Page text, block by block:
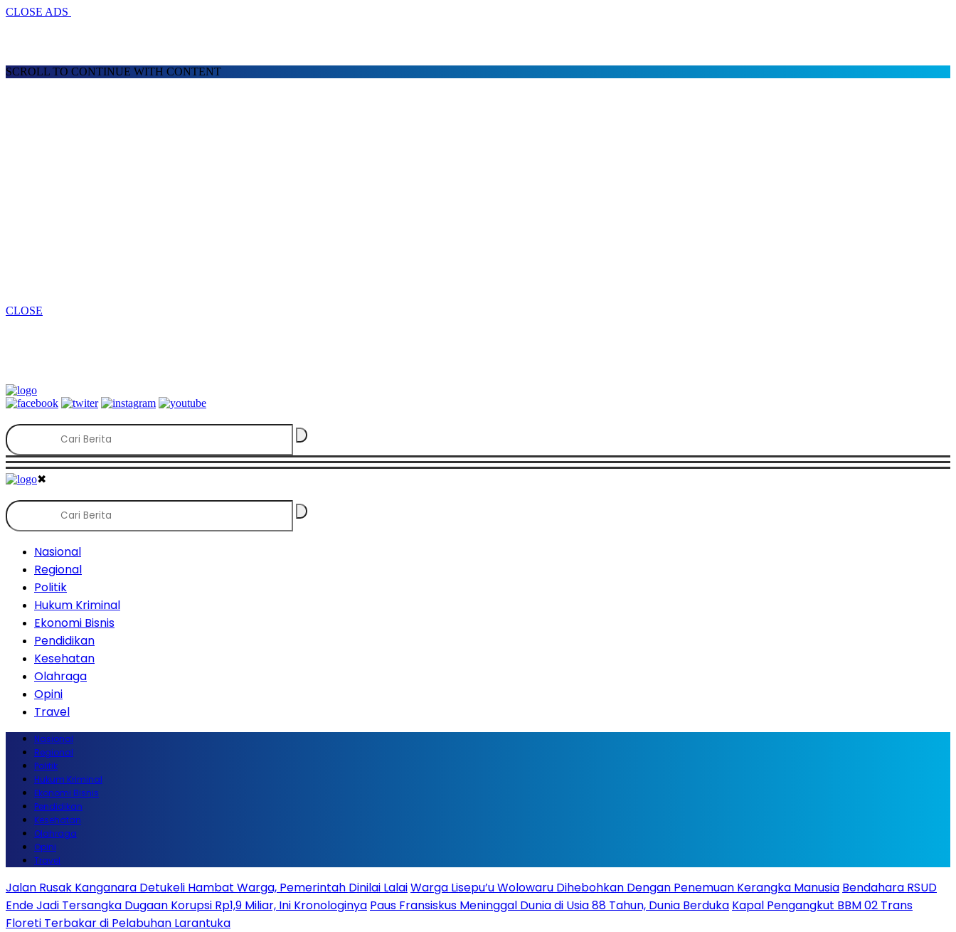
CLOSE ADS
SCROLL TO CONTINUE WITH CONTENT
CLOSE
✖
Nasional
Regional
Politik
Hukum Kriminal
Ekonomi Bisnis
Pendidikan
Kesehatan
Olahraga
Opini
Travel
Nasional
Regional
Politik
Hukum Kriminal
Ekonomi Bisnis
Pendidikan
Kesehatan
Olahraga
Opini
Travel
Jalan Rusak Kanganara Detukeli Hambat Warga, Pemerintah Dinilai LalaiWarga Lisepu’u Wolowaru Dihebohkan Dengan Penemuan Kerangka Manusia Bendahara RSUD
Ende Jadi Tersangka Dugaan Korupsi Rp1,9 Miliar, Ini Kronologinya Paus Fransiskus Meninggal Dunia di Usia 88 Tahun, Dunia Berduka Kapal Pengangkut BBM 02 Trans
Floreti Terbakar di Pelabuhan Larantuka